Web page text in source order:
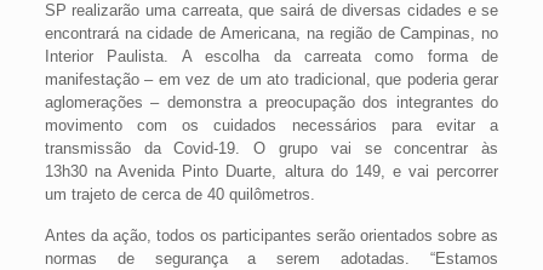
SP realizarão uma carreata, que sairá de diversas cidades e se
encontrará na cidade de Americana, na região de Campinas, no
Interior Paulista. A escolha da carreata como forma de
manifestação – em vez de um ato tradicional, que poderia gerar
aglomerações – demonstra a preocupação dos integrantes do
movimento com os cuidados necessários para evitar a
transmissão da Covid-19. O grupo vai se concentrar às
13h30 na Avenida Pinto Duarte, altura do 149, e vai percorrer
um trajeto de cerca de 40 quilômetros.
Antes da ação, todos os participantes serão orientados sobre as
normas de segurança a serem adotadas. “Estamos